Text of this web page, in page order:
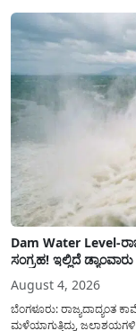
Dam Water Level-
ಸಂಗ್ರಹ! ಇಲ್ಲಿದೆ
August 4, 2026
ಬೆಂಗಳೂರು: ರಾಜ್ಯದಾದ್ಯಂತ
ಮಳೆಯಾಗುತ್ತಿದ್ದು,